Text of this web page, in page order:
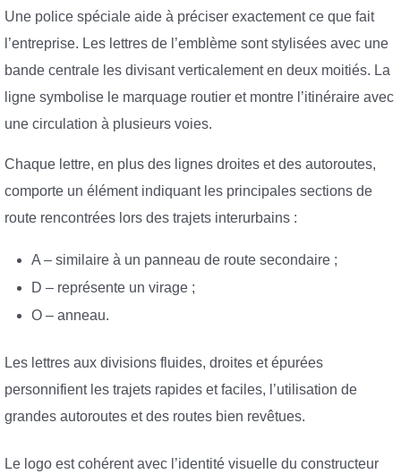
Une police spéciale aide à préciser exactement ce que fait
l’entreprise. Les lettres de l’emblème sont stylisées avec une
bande centrale les divisant verticalement en deux moitiés. La
ligne symbolise le marquage routier et montre l’itinéraire avec
une circulation à plusieurs voies.
Chaque lettre, en plus des lignes droites et des autoroutes,
comporte un élément indiquant les principales sections de
route rencontrées lors des trajets interurbains :
A – similaire à un panneau de route secondaire ;
D – représente un virage ;
O – anneau.
Les lettres aux divisions fluides, droites et épurées
personnifient les trajets rapides et faciles, l’utilisation de
grandes autoroutes et des routes bien revêtues.
Le logo est cohérent avec l’identité visuelle du constructeur